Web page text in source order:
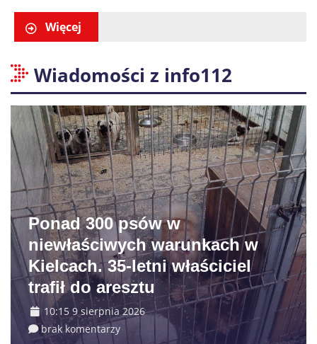
Więcej
Wiadomości z info112
Ponad 300 psów w
niewłaściwych warunkach w
Kielcach. 35-letni właściciel
trafił do aresztu
10:15 9 sierpnia 2026
brak komentarzy